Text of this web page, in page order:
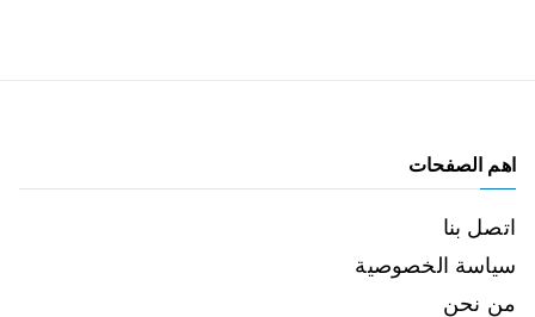
اهم الصفحات
اتصل بنا
سياسة الخصوصية
من نحن